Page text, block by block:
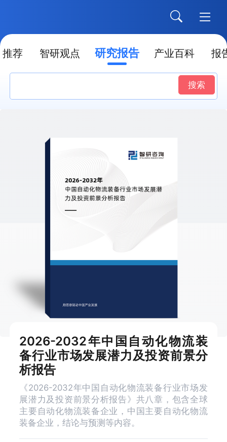
推荐 智研观点 研究报告 产业百科 报
搜索
2026-2032年中国自动化物流装
备行业市场发展潜力及投资前景分
析报告
《2026-2032年中国自动化物流装备行业市场发
展潜力及投资前景分析报告》共八章，包含全球
主要自动化物流装备企业，中国主要自动化物流
装备企业，结论与预测等内容。